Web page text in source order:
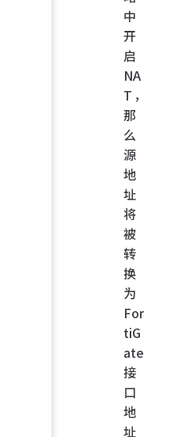
中
开
启
NA
T，
那
么
源
地
址
将
被
转
换
为
For
tiG
ate
接
口
地
址